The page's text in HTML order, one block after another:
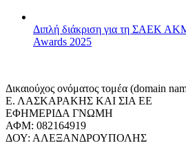
Διπλή διάκριση για τη ΣΑΕΚ
Awards 2025
Δικαιούχος ονόματος τομέα (domain
Ε. ΛΑΣΚΑΡΑΚΗΣ ΚΑΙ ΣΙΑ ΕΕ
ΕΦΗΜΕΡΙΔΑ ΓΝΩΜΗ
ΑΦΜ: 082164919
ΔΟΥ: ΑΛΕΞΑΝΔΡΟΥΠΟΛΗΣ